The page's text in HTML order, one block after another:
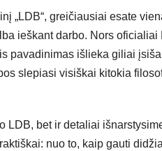
„LDB“, greičiausiai esate
ieškant darbo. Nors oficialiai
pavadinimas išlieka giliai
slepiasi visiškai kitokia
LDB, bet ir detaliai
nuo to, kaip gauti